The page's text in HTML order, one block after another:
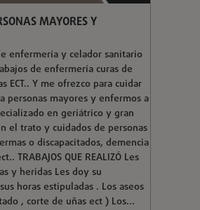
MAYORES Y
enfermería y celador sanitario
de enfermería curas de
ECT.. Y me ofrezco para cuidar
personas mayores y enfermos a
en geriátrico y gran
el trato y cuidados de personas
o discapacitados, demencia
TRABAJOS QUE REALIZÓ Les
y heridas Les doy su
horas estipuladas . Los aseos
, corte de uñas ect ) Los...